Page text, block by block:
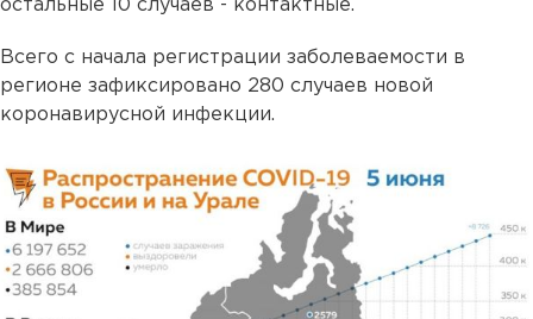
остальные 10 случаев - контактные.
Всего с начала регистрации заболеваемости в
регионе зафиксировано 280 случаев новой
коронавирусной инфекции.